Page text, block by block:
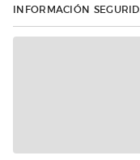
INFORMACIÓN